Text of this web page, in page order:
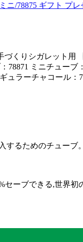
ニ/78875 ギフト プ
づくりシガレット
ミニチューブ
ュラーチャコール
するためのチューブ。
セーブできる,世界初